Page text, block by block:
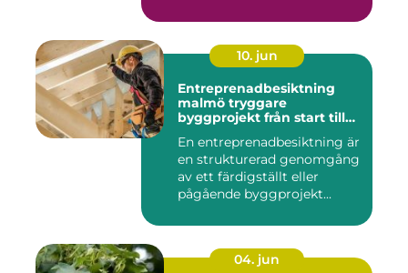
10. jun
Entreprenadbesiktning
malmö tryggare
byggprojekt från start till
En entreprenadbesiktning är
en strukturerad genomgång
av ett färdigställt eller
pågående byggprojekt...
04. jun